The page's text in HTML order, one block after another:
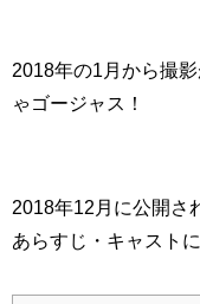
2018年の1月から撮
ゃゴージャス！
2018年12月に公開さ
あらすじ・キャスト